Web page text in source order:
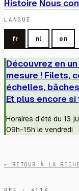
Histoire Nous
LANGUE
fr nl en
Découvrez en
mesure ! Filets,
échelles,
Et plus encore
Horaires d'été du 13
09h-15h le vendredi
← RETOUR À LA